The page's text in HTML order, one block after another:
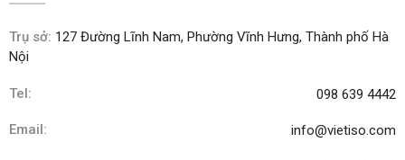
Trụ sở: 127 Đường Lĩnh Nam, Phường Vĩnh Hưng, Thành phố Hà
Nội
Tel: 098 639 4442
Email: info@vietiso.com